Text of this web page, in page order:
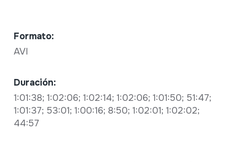
Formato:
AVI
Duración:
1:01:38; 1:02:06; 1:02:14; 1:02:06; 1:01:50; 51:47;
1:01:37; 53:01; 1:00:16; 8:50; 1:02:01; 1:02:02;
44:57